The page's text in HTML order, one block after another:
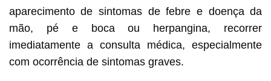
aparecimento de sintomas de febre e doença da
mão, pé e boca ou herpangina, recorrer
imediatamente a consulta médica, especialmente
com ocorrência de sintomas graves.